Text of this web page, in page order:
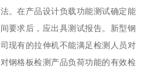
。在产品设计负载功能测试确定能
要求后，应出具测试报告。新型钢
现有的拉伸机不能满足检测人员对
钢格板检测产品负荷功能的有效检